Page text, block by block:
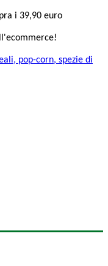
i 39,90 euro